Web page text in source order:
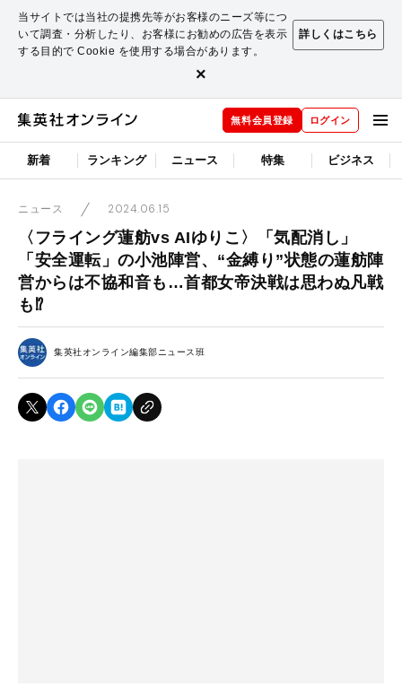
当サイトでは当社の提携先等がお客様のニーズ等につ
いて調査・分析したり、お客様にお勧めの広告を表示
する目的で Cookie を使用する場合があります。
詳しくはこちら
×
無料会員登録 ログイン
新着 ランキング ニュース 特集 ビジネス
ニュース 2024.06.15
〈フライング蓮舫vs AIゆりこ〉「気配消し」
「安全運転」の小池陣営、“金縛り”状態の蓮舫陣
営からは不協和音も…首都女帝決戦は思わぬ凡戦
も⁉
集英社オンライン編集部ニュース班